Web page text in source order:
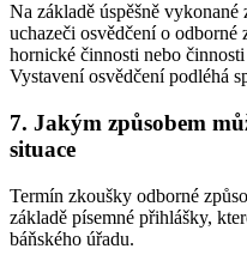
Na základě úspěšně
uchazeči osvědčení o
hornické činnosti nebo
Vystavení osvědčení podléhá
7. Jakým způsobem
situace
Termín zkoušky odborné
základě písemné přihlášky,
báňského úřadu.